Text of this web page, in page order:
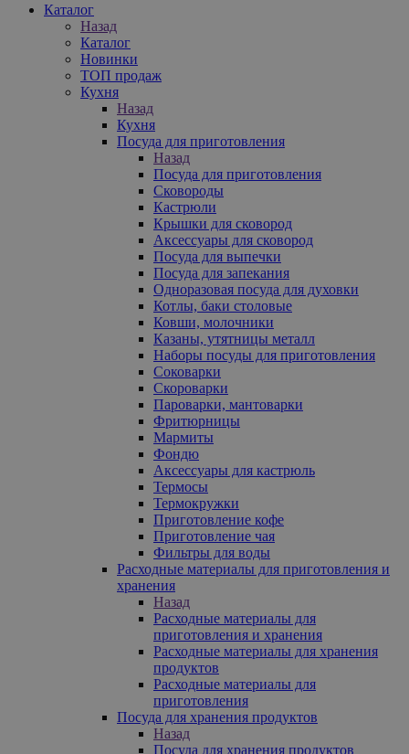
Каталог
Назад
Каталог
Новинки
ТОП продаж
Кухня
Назад
Кухня
Посуда для приготовления
Назад
Посуда для приготовления
Сковороды
Кастрюли
Крышки для сковород
Аксессуары для сковород
Посуда для выпечки
Посуда для запекания
Одноразовая посуда для духовки
Котлы, баки столовые
Ковши, молочники
Казаны, утятницы металл
Наборы посуды для приготовления
Соковарки
Скороварки
Пароварки, мантоварки
Фритюрницы
Мармиты
Фондю
Аксессуары для кастрюль
Термосы
Термокружки
Приготовление кофе
Приготовление чая
Фильтры для воды
Расходные материалы для приготовления и
хранения
Назад
Расходные материалы для
приготовления и хранения
Расходные материалы для хранения
продуктов
Расходные материалы для
приготовления
Посуда для хранения продуктов
Назад
Посуда для хранения продуктов